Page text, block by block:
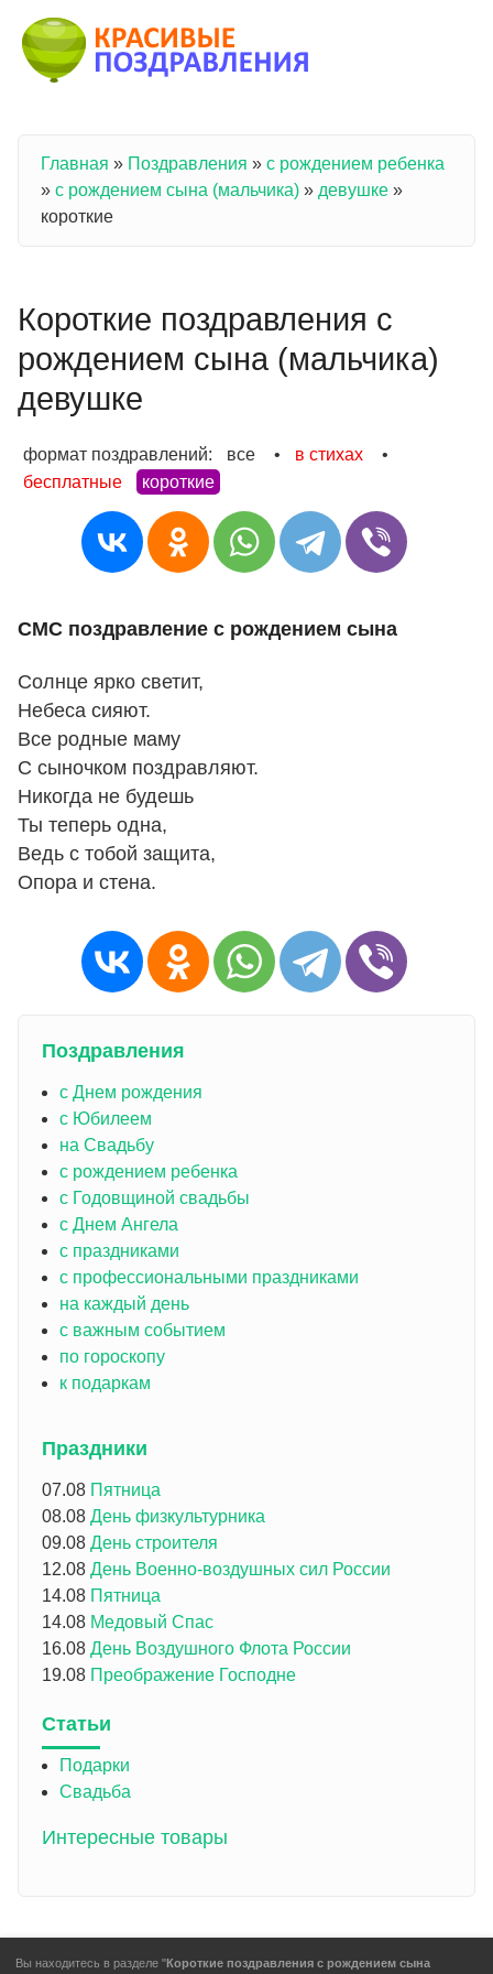
Вы здесь
Главная » Поздравления » с рождением ребенка
» с рождением сына (мальчика) » девушке »
короткие
Короткие поздравления с
рождением сына (мальчика)
девушке
формат поздравлений: все • в стихах
•
бесплатные
короткие
СМС поздравление с рождением сына
Солнце ярко светит,
Небеса сияют.
Все родные маму
С сыночком поздравляют.
Никогда не будешь
Ты теперь одна,
Ведь с тобой защита,
Опора и стена.
Поздравления
с Днем рождения
с Юбилеем
на Свадьбу
с рождением ребенка
с Годовщиной свадьбы
с Днем Ангела
с праздниками
с профессиональными праздниками
на каждый день
с важным событием
по гороскопу
к подаркам
Праздники
07.08 Пятница
08.08 День физкультурника
09.08 День строителя
12.08 День Военно-воздушных сил России
14.08 Пятница
14.08 Медовый Спас
16.08 День Воздушного Флота России
19.08 Преображение Господне
Статьи
Подарки
Свадьба
Интересные товары
Вы находитесь в разделе "Короткие поздравления с рождением сына